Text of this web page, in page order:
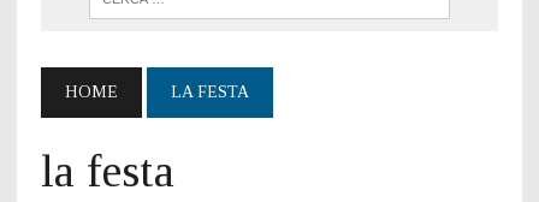
HOME LA FESTA
la festa